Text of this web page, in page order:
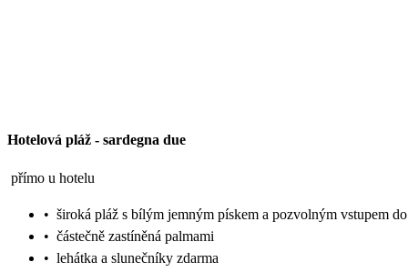
Hotelová pláž - sardegna due
přímo u hotelu
• široká pláž s bílým jemným pískem a pozvolným vstupem
• částečně zastíněná palmami
• lehátka a slunečníky zdarma